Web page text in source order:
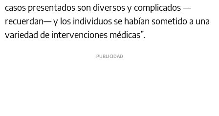
casos presentados son diversos y complicados —
recuerdan— y los individuos se habían sometido a una
variedad de intervenciones médicas”.